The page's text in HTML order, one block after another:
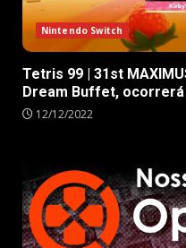
Nintendo Switch
Tetris 99 | 31st
Dream Buffet, ocorrerá
12/12/2022